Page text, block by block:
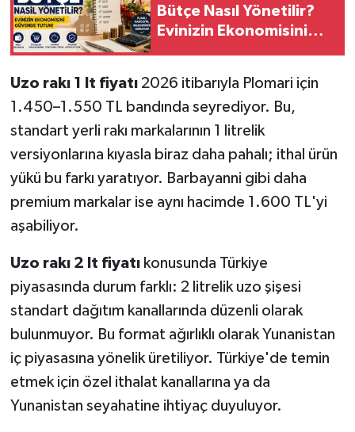
Bütçe Nasıl Yönetilir?
Evinizin Ekonomisini
Uzo rakı 1 lt fiyatı2026 itibarıyla Plomari için
1.450–1.550 TL bandında seyrediyor. Bu,
standart yerli rakı markalarının 1 litrelik
versiyonlarına kıyasla biraz daha pahalı; ithal ürün
yükü bu farkı yaratıyor. Barbayanni gibi daha
premium markalar ise aynı hacimde 1.600 TL'yi
aşabiliyor.
Uzo rakı 2 lt fiyatıkonusunda Türkiye
piyasasında durum farklı: 2 litrelik uzo şişesi
standart dağıtım kanallarında düzenli olarak
bulunmuyor. Bu format ağırlıklı olarak Yunanistan
iç piyasasına yönelik üretiliyor. Türkiye'de temin
etmek için özel ithalat kanallarına ya da
Yunanistan seyahatine ihtiyaç duyuluyor.